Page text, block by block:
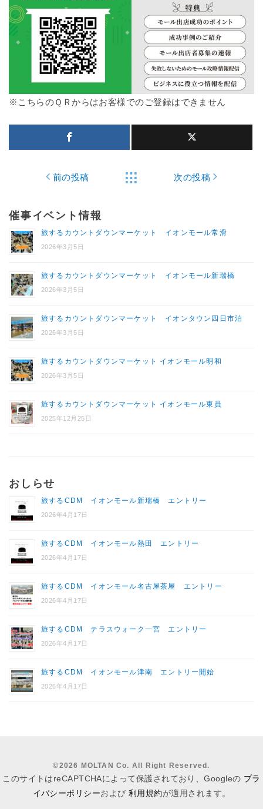
※こちらのＱＲからはお客様でのご登録はできません
前の投稿 次の投稿
催事イベント情報
旅するカウントダウンマーケット イオンモール常滑
2026年3月5日
旅するカウントダウンマーケット イオンモール新瑞橋
2026年3月5日
旅するカウントダウンマーケット イオンタウン四日市泊
2026年3月5日
旅するカウントダウンマーケット イオンモール明和
2026年3月5日
旅するカウントダウンマーケット イオンモール東員
2025年12月25日
おしらせ
旅するCDM イオンモール新瑞橋 エントリー
2026年4月17日
旅するCDM イオンモール熱田 エントリー
2026年4月17日
旅するCDM イオンモール名古屋茶屋 エントリー
2026年4月17日
旅するCDM テラスウォーク一宮 エントリー
2026年4月17日
旅するCDM イオンモール津南 エントリー開始
2026年4月17日
©2026 MOLTAN Co. All Right Reserved.
このサイトはreCAPTCHAによって保護されており、Googleの プラ
イバシーポリシーおよび 利用規約が適用されます。